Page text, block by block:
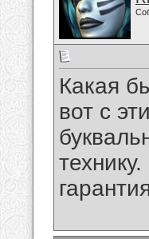
Какая
вот с